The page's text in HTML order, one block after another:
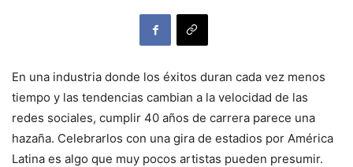
En una industria donde los éxitos duran cada vez menos
tiempo y las tendencias cambian a la velocidad de las
redes sociales, cumplir 40 años de carrera parece una
hazaña. Celebrarlos con una gira de estadios por América
Latina es algo que muy pocos artistas pueden presumir.